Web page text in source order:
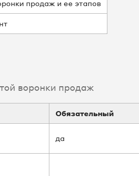
продаж и ее этапов
воронки продаж
Обязательный
да